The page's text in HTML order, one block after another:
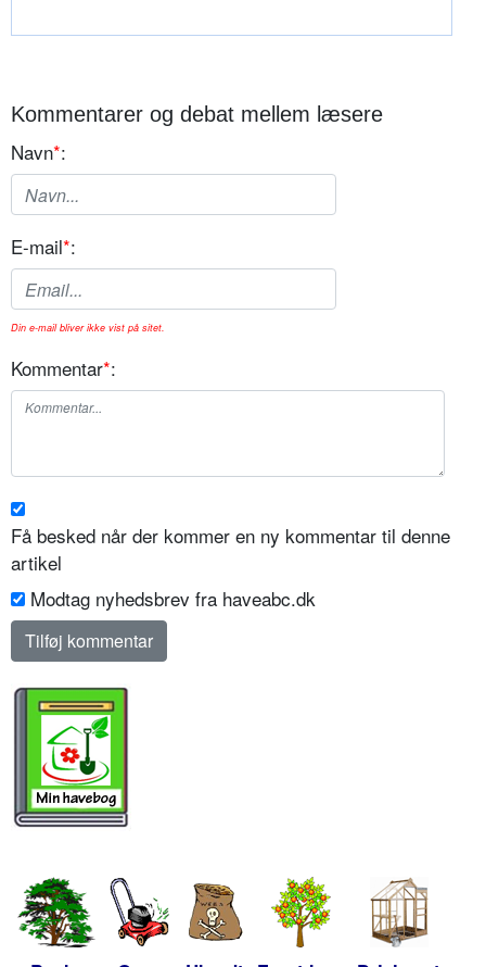
Kommentarer og debat mellem læsere
Navn*:
E-mail*:
Din e-mail bliver ikke vist på sitet.
Kommentar*:
Få besked når der kommer en ny kommentar til denne
artikel
Modtag nyhedsbrev fra haveabc.dk